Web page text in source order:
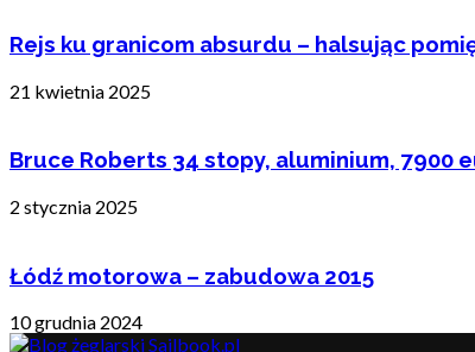
Rejs ku granicom absurdu – halsując
21 kwietnia 2025
Bruce Roberts 34 stopy, aluminium, 7900
2 stycznia 2025
Łódź motorowa – zabudowa 2015
10 grudnia 2024